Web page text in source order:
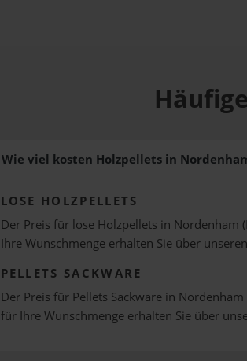
Wie viel kosten Holzpellets in
LOSE HOLZPELLETS
Der Preis für lose Holzpellets in Nordenham
Ihre Wunschmenge erhalten Sie über unseren
PELLETS SACKWARE
Der Preis für Pellets Sackware in
für Ihre Wunschmenge erhalten Sie über